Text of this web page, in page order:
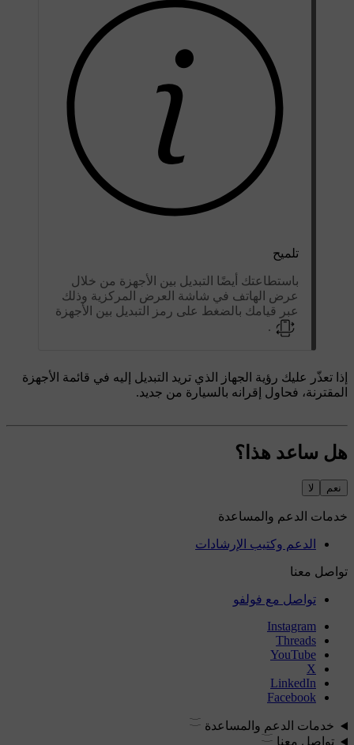
تلميح
باستطاعتك أيضًا التبديل بين الأجهزة من خلال
عرض الهاتف في شاشة العرض المركزية وذلك
عبر قيامك بالضغط على رمز التبديل بين الأجهزة
إذا تعذّر عليك رؤية الجهاز الذي تريد التبديل إليه في قائمة الأجهزة
المقترنة، فحاول إقرانه بالسيارة من جديد.
هل ساعد هذا؟
نعم لا